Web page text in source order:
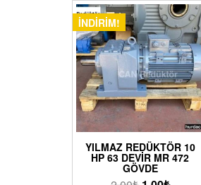
İNDIRIM!
YILMAZ REDÜKTÖR 10
HP 63 DEVIR MR 472
GÖVDE